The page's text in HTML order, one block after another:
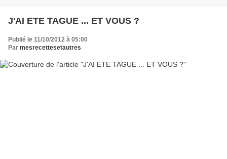
J'AI ETE TAGUE ... ET VOUS ?
Publié le 11/10/2012 à 05:00
Par mesrecettesetautres